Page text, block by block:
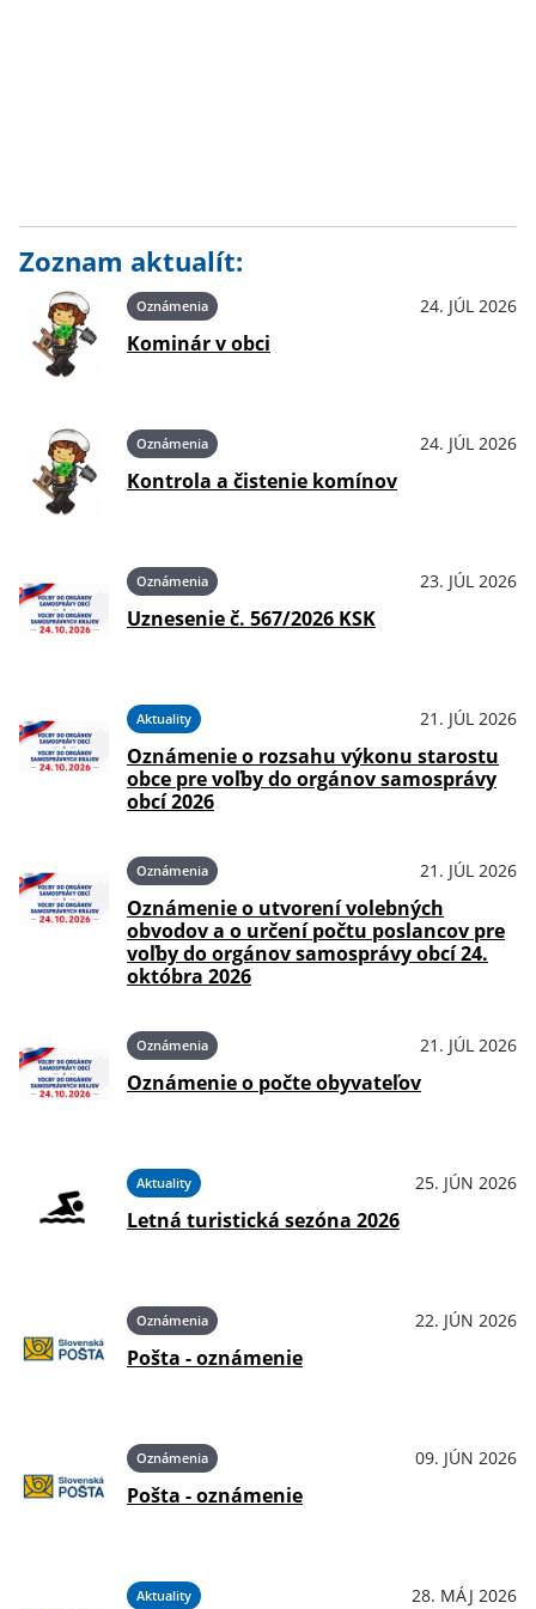
Zoznam aktualít:
Oznámenia 24. JÚL 2026
Kominár v obci
Oznámenia 24. JÚL 2026
Kontrola a čistenie komínov
Oznámenia 23. JÚL 2026
Uznesenie č. 567/2026 KSK
Aktuality 21. JÚL 2026
Oznámenie o rozsahu výkonu starostu
obce pre voľby do orgánov samosprávy
obcí 2026
Oznámenia 21. JÚL 2026
Oznámenie o utvorení volebných
obvodov a o určení počtu poslancov pre
voľby do orgánov samosprávy obcí 24.
októbra 2026
Oznámenia 21. JÚL 2026
Oznámenie o počte obyvateľov
Aktuality 25. JÚN 2026
Letná turistická sezóna 2026
Oznámenia 22. JÚN 2026
Pošta - oznámenie
Oznámenia 09. JÚN 2026
Pošta - oznámenie
Aktuality 28. MÁJ 2026